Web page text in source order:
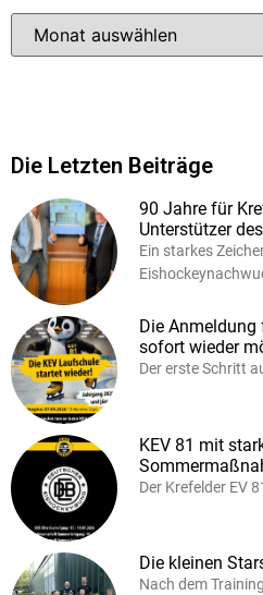
Die Letzten Beiträge
90 Jahre für
Unterstützer
Ein starkes
Die
sofort wieder
Der erste Schritt
KEV 81 mit
Der Krefelder EV
Die kleinen
Nach dem